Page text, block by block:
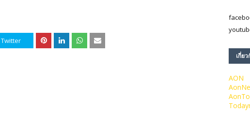
Twitter
เกี่ย
AON